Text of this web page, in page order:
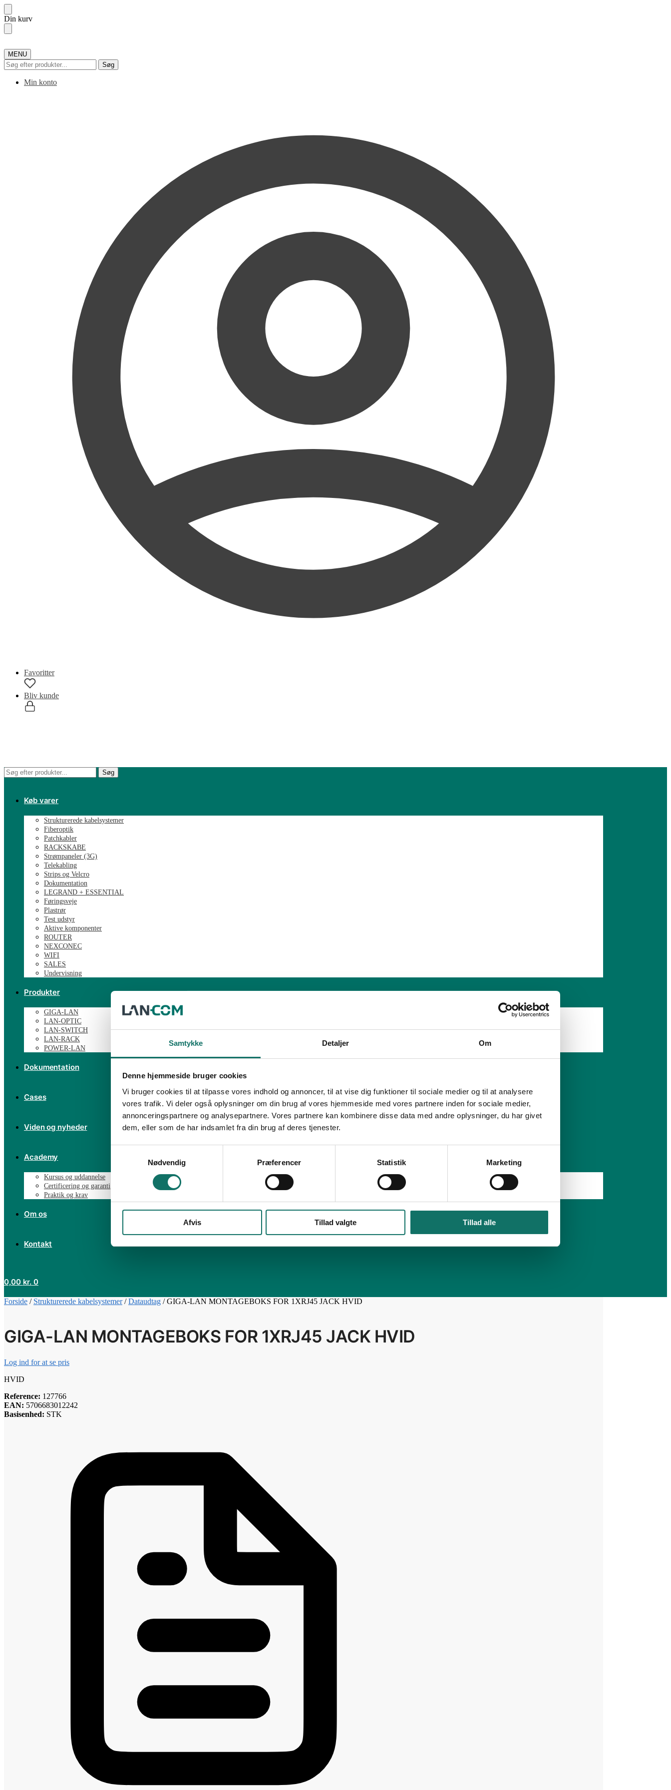
Samtykke Detaljer Om
Denne hjemmeside bruger cookies
Vi bruger cookies til at tilpasse vores indhold og annoncer, til at vise dig funktioner til sociale medier og til at analysere
vores trafik. Vi deler også oplysninger om din brug af vores hjemmeside med vores partnere inden for sociale medier,
annonceringspartnere og analysepartnere. Vores partnere kan kombinere disse data med andre oplysninger, du har givet
dem, eller som de har indsamlet fra din brug af deres tjenester.
Nødvendig
Præferencer Statistik Marketing
Afvis Tillad valgte Tillad alle
Skip
to
navigation
Skip
to
content
Din kurv
MENU
Søg
efter:
Søg
Min konto
Favoritter
Bliv kunde
Søg
efter:
Søg
Køb varer
Strukturerede kabelsystemer
Fiberoptik
Patchkabler
RACKSKABE
Strømpaneler (3G)
Telekabling
Strips og Velcro
Dokumentation
LEGRAND + ESSENTIAL
Føringsveje
Plastrør
Test udstyr
Aktive komponenter
ROUTER
NEXCONEC
WIFI
SALES
Undervisning
Produkter
GIGA-LAN
LAN-OPTIC
LAN-SWITCH
LAN-RACK
POWER-LAN
Dokumentation
Cases
Viden og nyheder
Academy
Kursus og uddannelse
Certificering og garanti
Praktik og krav
Om os
Kontakt
0,00 kr. 0
Forside / Strukturerede kabelsystemer/Dataudtag /GIGA-LAN MONTAGEBOKS FOR 1XRJ45 JACK HVID
GIGA-LAN MONTAGEBOKS FOR 1XRJ45 JACK HVID
Log ind for at se pris
HVID
Reference: 127766
EAN: 5706683012242
Basisenhed: STK